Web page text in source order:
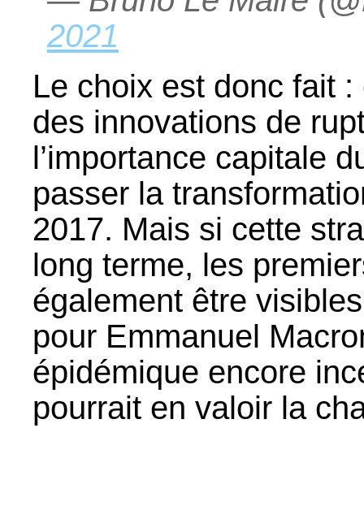
2021
Le choix est donc fait
des innovations de
l’importance capitale
passer la
2017. Mais si cette
long terme, les
également être
pour Emmanuel
épidémique encore
pourrait en valoir la